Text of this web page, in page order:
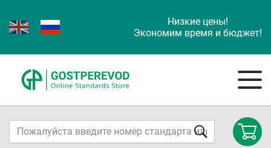
Низкие цены!
Экономим время и бюджет!